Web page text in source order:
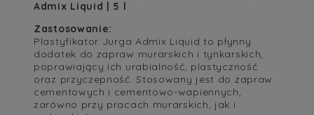
Admix Liquid | 5 l
Zastosowanie:
Plastyfikator Jurga Admix Liquid to płynny
dodatek do zapraw murarskich i tynkarskich,
poprawiający ich urabialność, plastyczność
oraz przyczepność. Stosowany jest do zapraw
cementowych i cementowo-wapiennych,
zarówno przy pracach murarskich, jak i